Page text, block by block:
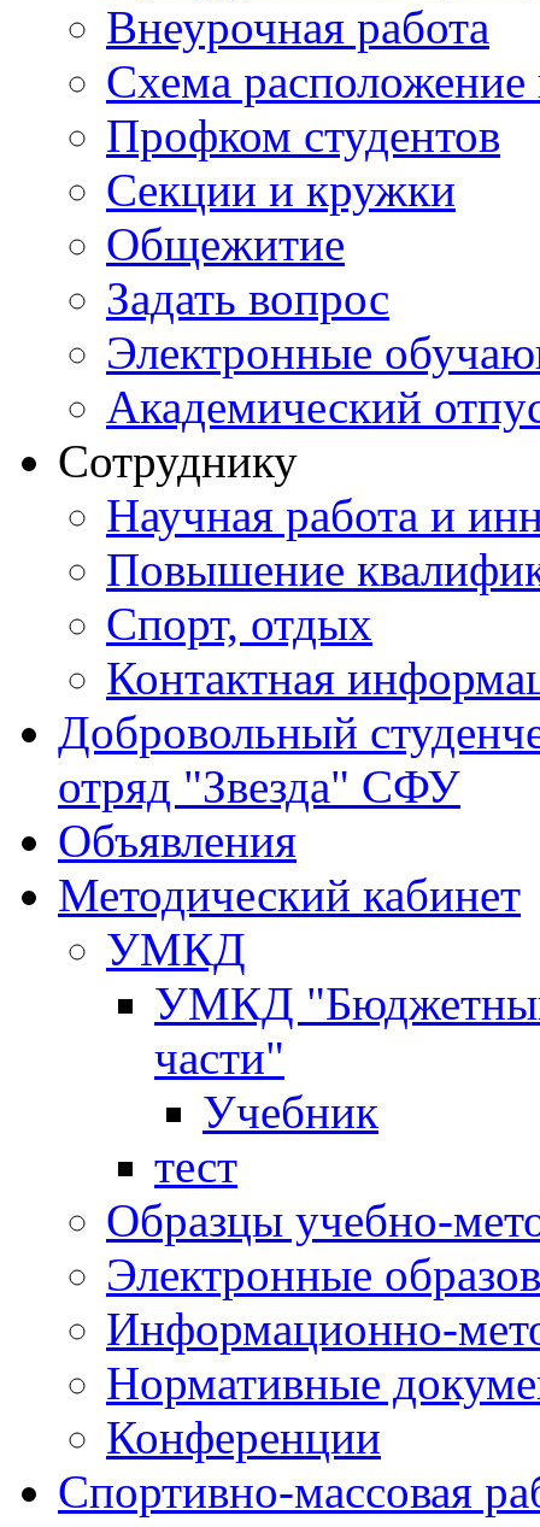
Внеурочная работа
Схема расположение
Профком студентов
Секции и кружки
Общежитие
Задать вопрос
Электронные
Академический
Сотруднику
Научная работа и
Повышение
Спорт, отдых
Контактная
Добровольный
отряд "Звезда" СФУ
Объявления
Методический кабинет
УМКД
УМКД "Бюджетный
части"
Учебник
тест
Образцы учебно-
Электронные
Информационно-
Нормативные
Конференции
Спортивно-массовая